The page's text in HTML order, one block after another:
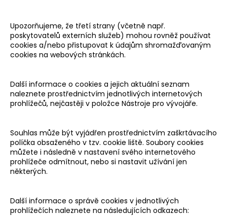
Upozorňujeme, že třetí strany (včetně např.
poskytovatelů externích služeb) mohou rovněž používat
cookies a/nebo přistupovat k údajům shromažďovaným
cookies na webových stránkách.
Další informace o cookies a jejich aktuální seznam
naleznete prostřednictvím jednotlivých internetových
prohlížečů, nejčastěji v položce Nástroje pro vývojáře.
Souhlas může být vyjádřen prostřednictvím zaškrtávacího
políčka obsaženého v tzv. cookie liště. Soubory cookies
můžete i následně v nastavení svého internetového
prohlížeče odmítnout, nebo si nastavit užívání jen
některých.
Další informace o správě cookies v jednotlivých
prohlížečích naleznete na následujících odkazech: